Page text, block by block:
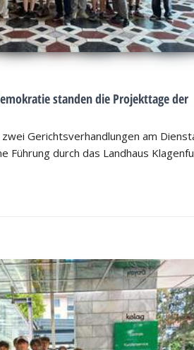
standen die Projekttage der
Gerichtsverhandlungen am
Führung durch das Landhaus